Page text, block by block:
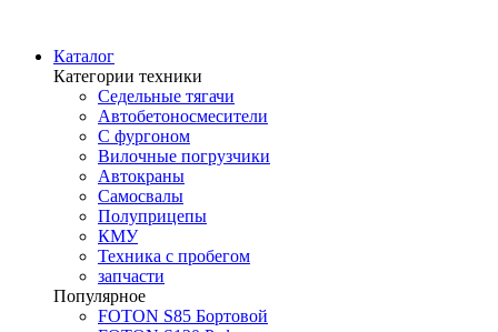
Каталог
Категории техники
Седельные тягачи
Автобетоносмесители
С фургоном
Вилочные погрузчики
Автокраны
Самосвалы
Полуприцепы
КМУ
Техника с пробегом
запчасти
Популярное
FOTON S85 Бортовой